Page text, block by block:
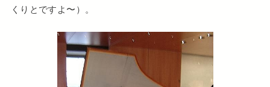
くりとですよ〜）。